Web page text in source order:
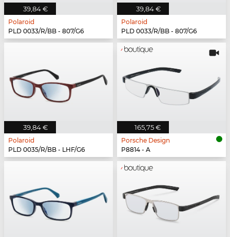
39,84 €
Polaroid
PLD 0033/R/BB - 807/G6
39,84 €
Polaroid
PLD 0033/R/BB - 807/G6
39,84 €
Polaroid
PLD 0035/R/BB - LHF/G6
165,75 €
Porsche Design
P8814 - A